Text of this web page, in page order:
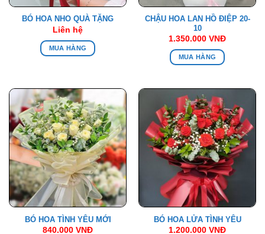
BÓ HOA NHO QUÀ TẶNG
Liên hệ
MUA HÀNG
CHẬU HOA LAN HỒ ĐIỆP 20-
10
1.350.000 VNĐ
MUA HÀNG
BÓ HOA TÌNH YÊU MỚI
840.000 VNĐ
BÓ HOA LỬA TÌNH YÊU
1.200.000 VNĐ